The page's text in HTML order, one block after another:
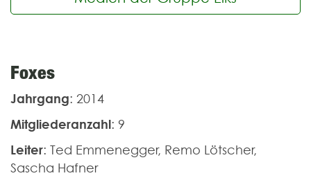
Foxes
Jahrgang: 2014
Mitgliederanzahl: 9
Leiter: Ted Emmenegger, Remo Lötscher,
Sascha Hafner